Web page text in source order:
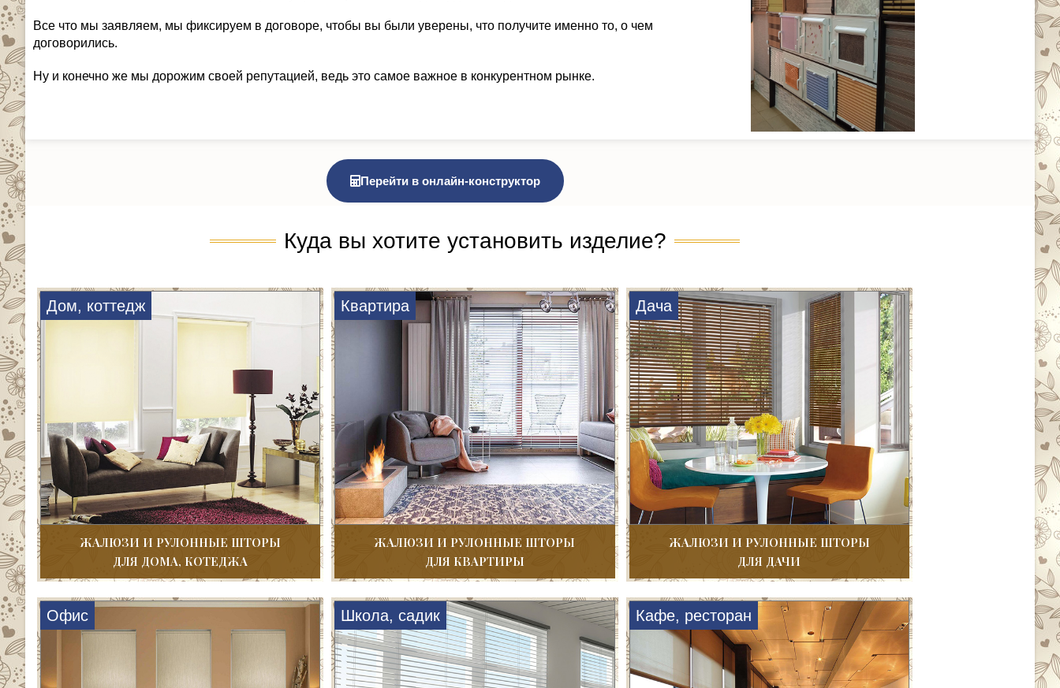
Все что мы заявляем, мы фиксируем в договоре, чтобы вы были уверены, что получите именно то, о чем
договорились.
Ну и конечно же мы дорожим своей репутацией, ведь это самое важное в конкурентном рынке.
Перейти в онлайн-конструктор
Куда вы хотите установить изделие?
Дом, коттедж
ЖАЛЮЗИ И РУЛОННЫЕ ШТОРЫ
ДЛЯ ДОМА, КОТЕДЖА
Квартира
ЖАЛЮЗИ И РУЛОННЫЕ ШТОРЫ
ДЛЯ КВАРТИРЫ
Дача
ЖАЛЮЗИ И РУЛОННЫЕ ШТОРЫ
ДЛЯ ДАЧИ
Офис Школа, садик Кафе, ресторан